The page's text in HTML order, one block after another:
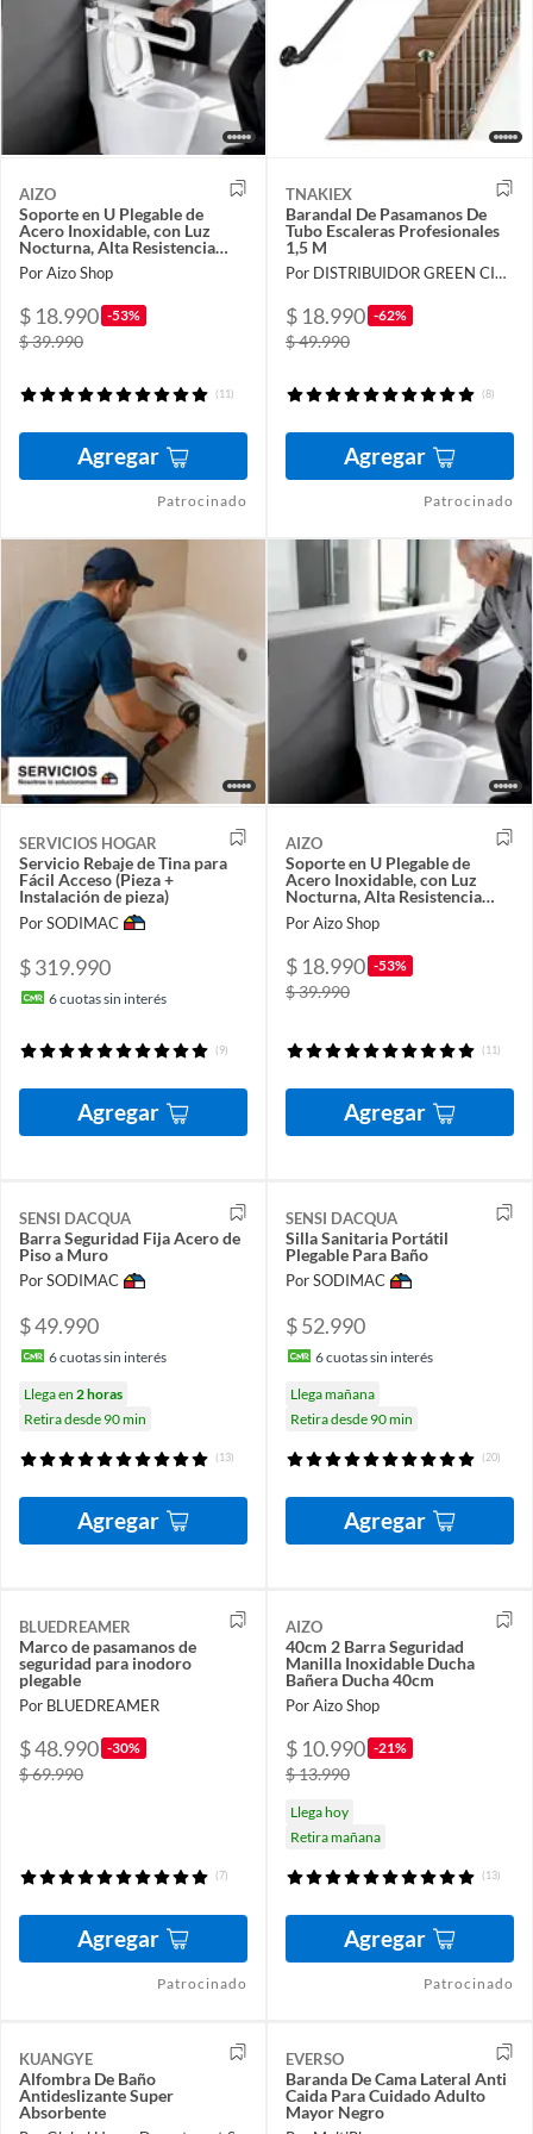
AIZO
Soporte en U Plegable de
Acero Inoxidable, con Luz
Nocturna, Alta Resistencia
200kg
Por Aizo Shop
$ 18.990 -53%
$ 39.990
(11)
Agregar
Patrocinado
TNAKIEX
Barandal De Pasamanos De
Tubo Escaleras Profesionales
1,5 M
Por DISTRIBUIDOR GREEN CITY SpA
$ 18.990 -62%
$ 49.990
(8)
Agregar
Patrocinado
SERVICIOS HOGAR
Servicio Rebaje de Tina para
Fácil Acceso (Pieza +
Instalación de pieza)
Por SODIMAC
$ 319.990
6cuotas sin interés
(9)
Agregar
AIZO
Soporte en U Plegable de
Acero Inoxidable, con Luz
Nocturna, Alta Resistencia
200kg
Por Aizo Shop
$ 18.990 -53%
$ 39.990
(11)
Agregar
SENSI DACQUA
Barra Seguridad Fija Acero de
Piso a Muro
Por SODIMAC
$ 49.990
6cuotas sin interés
Llega en 2 horas
Retira desde 90 min
(13)
Agregar
SENSI DACQUA
Silla Sanitaria Portátil
Plegable Para Baño
Por SODIMAC
$ 52.990
6cuotas sin interés
Llega mañana
Retira desde 90 min
(20)
Agregar
BLUEDREAMER
Marco de pasamanos de
seguridad para inodoro
plegable
Por BLUEDREAMER
$ 48.990 -30%
$ 69.990
(7)
Agregar
Patrocinado
AIZO
40cm 2 Barra Seguridad
Manilla Inoxidable Ducha
Bañera Ducha 40cm
Por Aizo Shop
$ 10.990 -21%
$ 13.990
Llega hoy
Retira mañana
(13)
Agregar
Patrocinado
KUANGYE
Alfombra De Baño
Antideslizante Super
Absorbente
EVERSO
Baranda De Cama Lateral Anti
Caida Para Cuidado Adulto
Mayor Negro